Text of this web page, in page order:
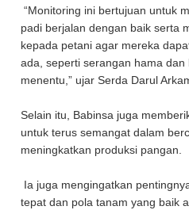
“Monitoring ini bertujuan untuk
padi berjalan dengan baik serta
kepada petani agar mereka
ada, seperti serangan hama
menentu,” ujar Serda Darul
Selain itu, Babinsa juga
untuk terus semangat dalam
meningkatkan produksi pangan.
Ia juga mengingatkan
tepat dan pola tanam yang baik